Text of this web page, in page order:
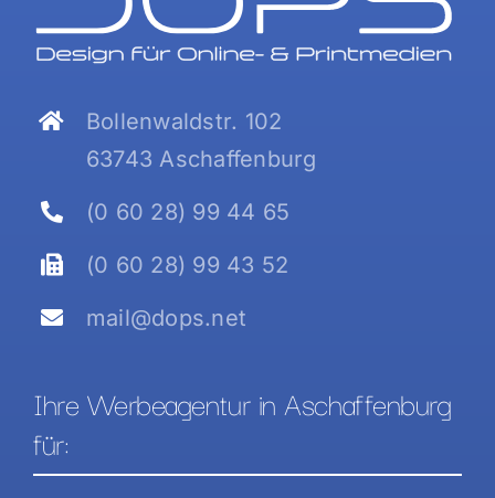
Bollenwaldstr. 102
63743 Aschaffenburg
(0 60 28) 99 44 65
(0 60 28) 99 43 52
mail@dops.net
Ihre Werbeagentur in Aschaffenburg
für: